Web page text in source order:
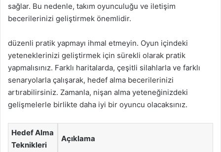
sağlar. Bu nedenle, takım oyunculuğu ve iletişim
becerilerinizi geliştirmek önemlidir.
düzenli pratik yapmayı ihmal etmeyin. Oyun içindeki
yeteneklerinizi geliştirmek için sürekli olarak pratik
yapmalısınız. Farklı haritalarda, çeşitli silahlarla ve farklı
senaryolarla çalışarak, hedef alma becerilerinizi
artırabilirsiniz. Zamanla, nişan alma yeteneğinizdeki
gelişmelerle birlikte daha iyi bir oyuncu olacaksınız.
Hedef Alma
Teknikleri
Açıklama